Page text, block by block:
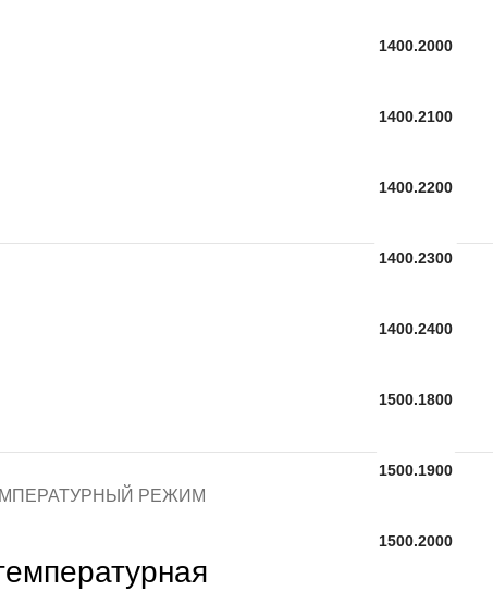
1400.2000
1400.2100
1400.2200
1400.2300
1400.2400
1500.1800
1500.1900
1500.2000
РЕЖИМ